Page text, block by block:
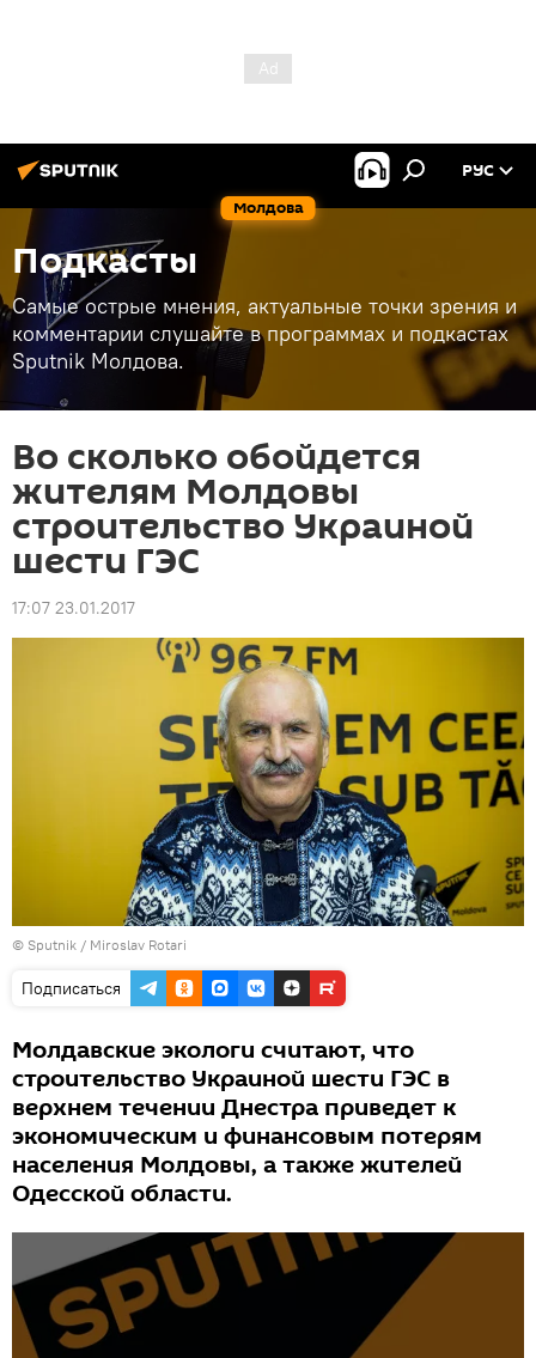
Молдова
РУС
Подкасты
Самые острые мнения, актуальные точки зрения и
комментарии слушайте в программах и подкастах
Sputnik Молдова.
Во сколько обойдется
жителям Молдовы
строительство Украиной
шести ГЭС
17:07 23.01.2017
© Sputnik / Miroslav Rotari
Подписаться
Молдавские экологи считают, что
строительство Украиной шести ГЭС в
верхнем течении Днестра приведет к
экономическим и финансовым потерям
населения Молдовы, а также жителей
Одесской области.